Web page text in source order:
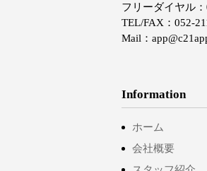
Information
ホーム
会社概要
フリーダイヤル
TEL/FAX：052-
Mail：